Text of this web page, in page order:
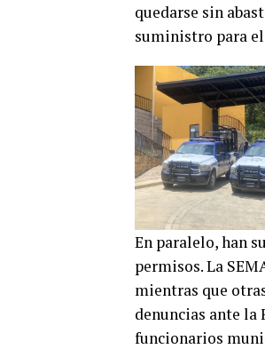
quedarse sin
suministro para
En paralelo, han
permisos. La
mientras que
denuncias ante la
funcionarios